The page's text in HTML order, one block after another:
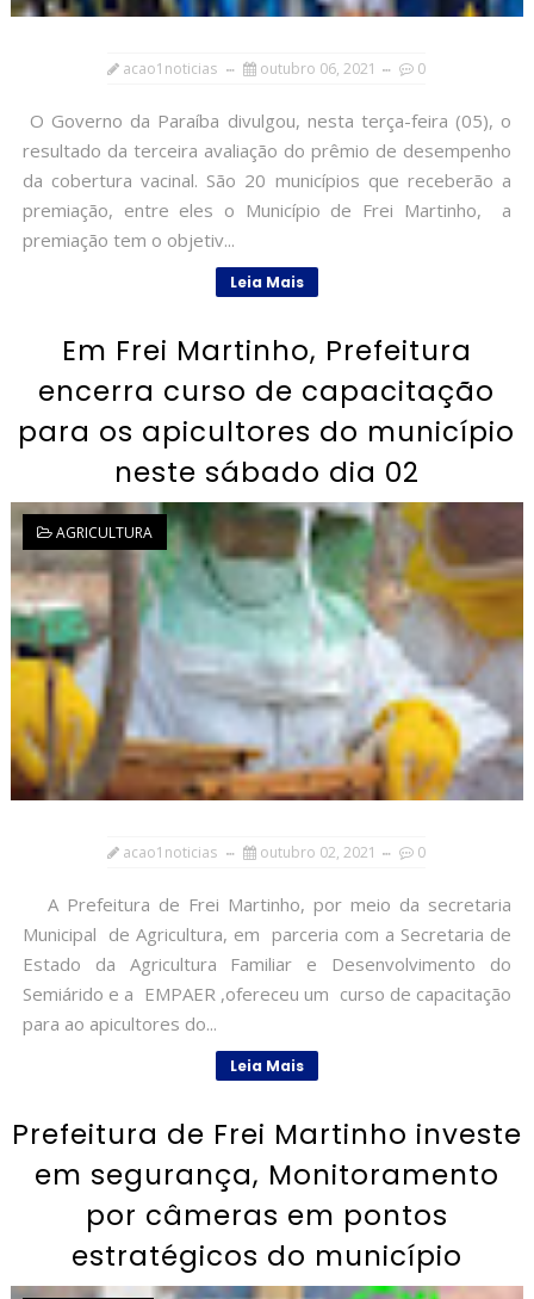
acao1noticias outubro 06, 2021 0
O Governo da Paraíba divulgou, nesta terça-feira (05), o
resultado da terceira avaliação do prêmio de desempenho
da cobertura vacinal. São 20 municípios que receberão a
premiação, entre eles o Município de Frei Martinho, a
premiação tem o objetiv...
Leia Mais
Em Frei Martinho, Prefeitura
encerra curso de capacitação
para os apicultores do município
neste sábado dia 02
AGRICULTURA
acao1noticias outubro 02, 2021 0
A Prefeitura de Frei Martinho, por meio da secretaria
Municipal de Agricultura, em parceria com a Secretaria de
Estado da Agricultura Familiar e Desenvolvimento do
Semiárido e a EMPAER ,ofereceu um curso de capacitação
para ao apicultores do...
Leia Mais
Prefeitura de Frei Martinho investe
em segurança, Monitoramento
por câmeras em pontos
estratégicos do município